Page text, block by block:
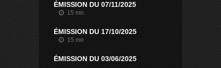
ÉMISSION DU 07/11/2025
15 mn
ÉMISSION DU 17/10/2025
15 mn
ÉMISSION DU 03/06/2025